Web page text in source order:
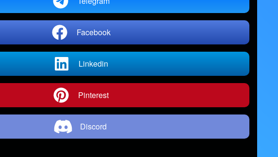
Facebook
Linkedin
Pinterest
Discord